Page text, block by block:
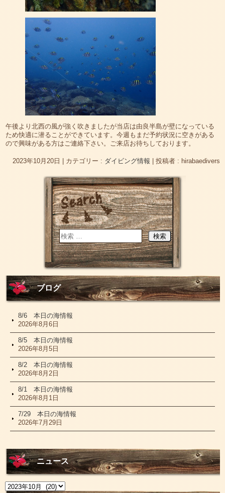
午後より北西の風が強く吹きましたが当店は由良半島が壁になっている
ため快適に潜ることができています。今週もまだ予約状況に空きがある
ので興味がある方はご連絡下さい。ご来店お待ちしております。
2023年10月20日 カテゴリー : ダイビング情報 投稿者 : hirabaedivers
ブログ
8/6 本日の海情報
2026年8月6日
8/5 本日の海情報
2026年8月5日
8/2 本日の海情報
2026年8月2日
8/1 本日の海情報
2026年8月1日
7/29 本日の海情報
2026年7月29日
ニュース
ニ